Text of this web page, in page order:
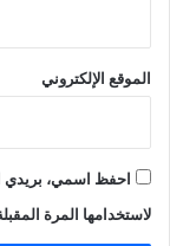
الموقع الإلكتروني
احفظ اسمي، بريدي
لاستخدامها المرة